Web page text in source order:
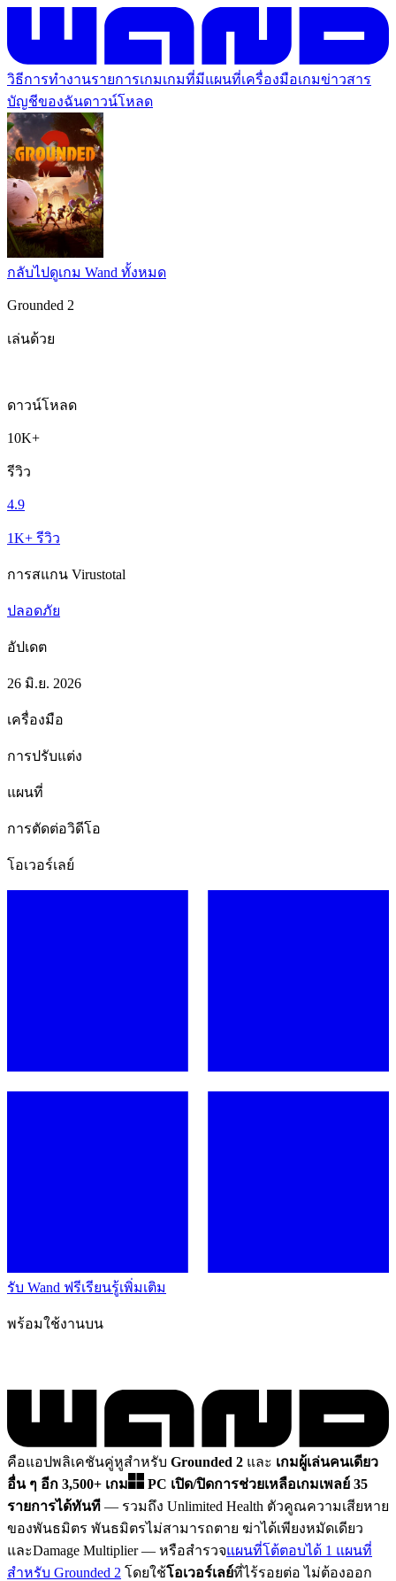
วิธีการทำงานรายการเกมเกมที่มีแผนที่เครื่องมือเกมข่าวสาร
บัญชีของฉันดาวน์โหลด
กลับไปดูเกม Wand ทั้งหมด
Grounded 2
เล่นด้วย
ดาวน์โหลด
10K+
รีวิว
4.9
1K+ รีวิว
การสแกน Virustotal
ปลอดภัย
อัปเดต
26 มิ.ย. 2026
เครื่องมือ
การปรับแต่ง
แผนที่
การตัดต่อวิดีโอ
โอเวอร์เลย์
รับ Wand ฟรีเรียนรู้เพิ่มเติม
พร้อมใช้งานบน
คือแอปพลิเคชันคู่หูสำหรับ Grounded 2 และ เกมผู้เล่นคนเดียว
อื่น ๆ อีก 3,500+ เกม
PC เปิด/ปิดการช่วยเหลือเกมเพลย์ 35
รายการได้ทันที — รวมถึง Unlimited Health ตัวคูณความเสียหาย
ของพันธมิตร พันธมิตรไม่สามารถตาย ฆ่าได้เพียงหมัดเดียว
และDamage Multiplier— หรือสำรวจแผนที่โต้ตอบได้ 1 แผนที่
สำหรับ Grounded 2 โดยใช้โอเวอร์เลย์ที่ไร้รอยต่อ ไม่ต้องออก